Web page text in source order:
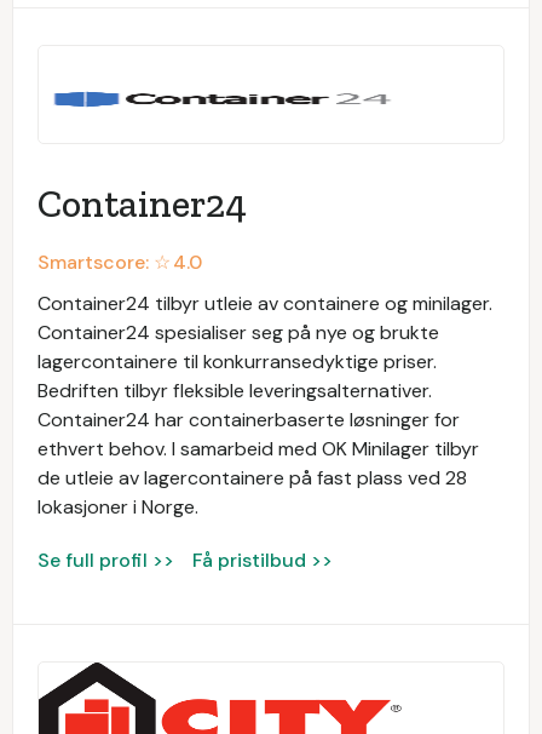
Container24
Smartscore: ☆4.0
Container24 tilbyr utleie av containere og minilager.
Container24 spesialiser seg på nye og brukte
lagercontainere til konkurransedyktige priser.
Bedriften tilbyr fleksible leveringsalternativer.
Container24 har containerbaserte løsninger for
ethvert behov. I samarbeid med OK Minilager tilbyr
de utleie av lagercontainere på fast plass ved 28
lokasjoner i Norge.
Se full profil >> Få pristilbud >>